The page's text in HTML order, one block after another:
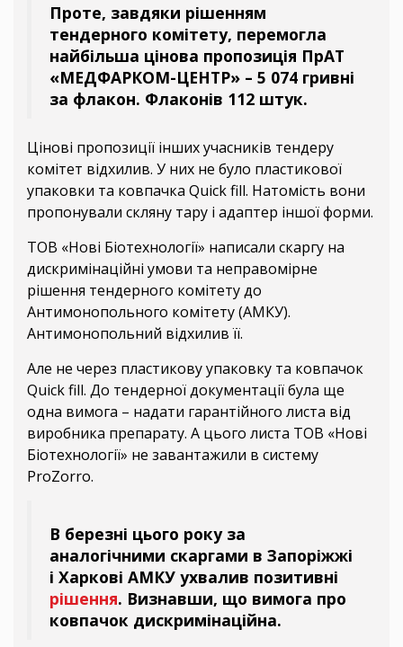
Проте, завдяки рішенням
тендерного комітету, перемогла
найбільша цінова пропозиція ПрАТ
«МЕДФАРКОМ-ЦЕНТР» – 5 074 гривні
за флакон. Флаконів 112 штук.
Цінові пропозиції інших учасників тендеру
комітет відхилив. У них не було пластикової
упаковки та ковпачка Quick fill. Натомість вони
пропонували скляну тару і адаптер іншої форми.
ТОВ «Нові Біотехнології» написали скаргу на
дискримінаційні умови та неправомірне
рішення тендерного комітету до
Антимонопольного комітету (АМКУ).
Антимонопольний відхилив її.
Але не через пластикову упаковку та ковпачок
Quick fill. До тендерної документації була ще
одна вимога – надати гарантійного листа від
виробника препарату. А цього листа ТОВ «Нові
Біотехнології» не завантажили в систему
ProZorro.
В березні цього року за
аналогічними скаргами в Запоріжжі
і Харкові АМКУ ухвалив позитивні
рішення. Визнавши, що вимога про
ковпачок дискримінаційна.